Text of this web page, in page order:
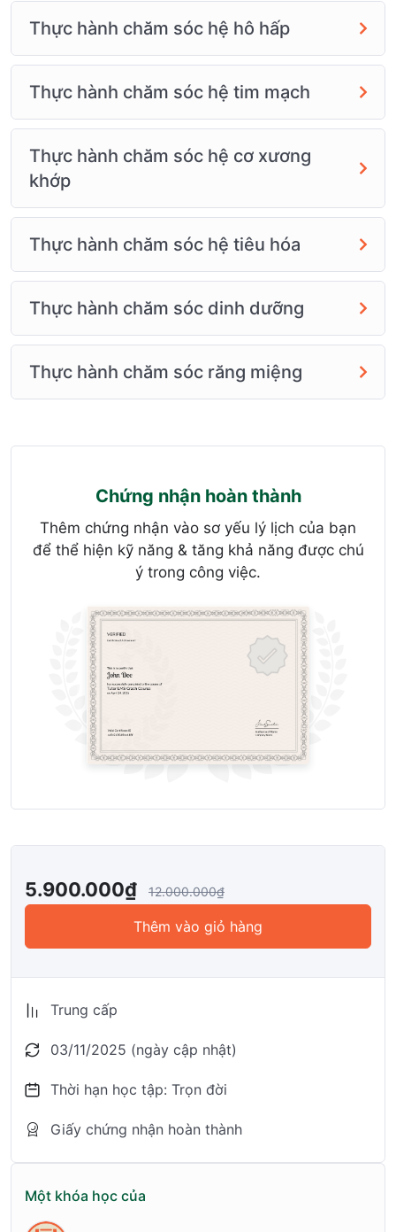
Thực hành chăm sóc hệ hô hấp
Thực hành chăm sóc hệ tim mạch
Thực hành chăm sóc hệ cơ xương
khớp
Thực hành chăm sóc hệ tiêu hóa
Thực hành chăm sóc dinh dưỡng
Thực hành chăm sóc răng miệng
Chứng nhận hoàn thành
Thêm chứng nhận vào sơ yếu lý lịch của bạn
để thể hiện kỹ năng & tăng khả năng được chú
ý trong công việc.
5.900.000₫ 12.000.000₫
Thêm vào giỏ hàng
Trung cấp
03/11/2025 (ngày cập nhật)
Thời hạn học tập: Trọn đời
Giấy chứng nhận hoàn thành
Một khóa học của